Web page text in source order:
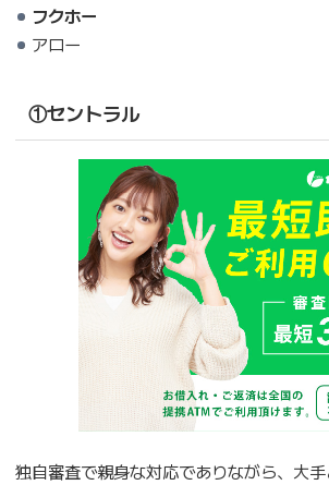
フクホー
アロー
①セントラル
独自審査で親身な対応でありながら、大